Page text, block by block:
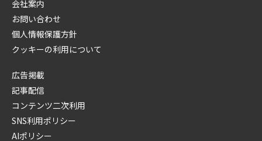
会社案内
お問い合わせ
個人情報保護方針
クッキーの利用について
広告掲載
記事配信
コンテンツ二次利用
SNS利用ポリシー
AIポリシー